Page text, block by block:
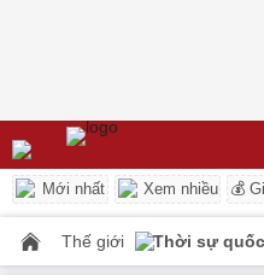
Mới nhất Xem nhiều 💰
Thế giới Thời sự